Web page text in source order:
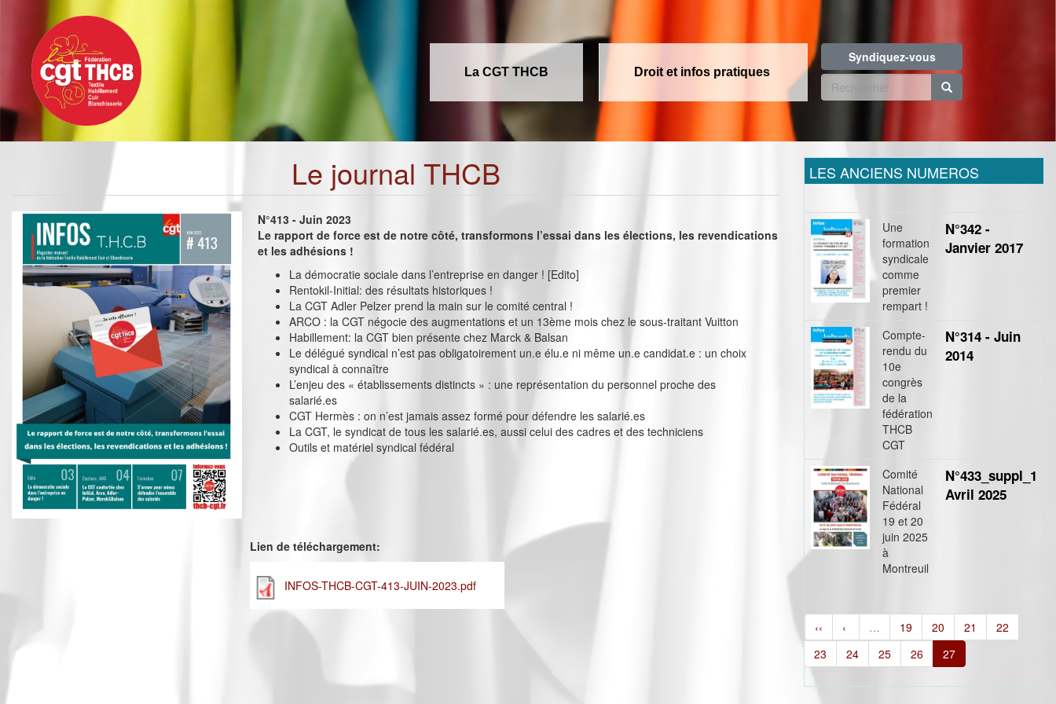
contenu
principal
La CGT THCB Droit et infos pratiques
Syndiquez-vous
Formulaire
recherche
Le journal THCB
N°413 - Juin 2023
Le rapport de force est de notre côté, transformons l’essai dans les élections, les revendications
et les adhésions !
La démocratie sociale dans l’entreprise en danger ! [Edito]
Rentokil-Initial: des résultats historiques !
La CGT Adler Pelzer prend la main sur le comité central !
ARCO : la CGT négocie des augmentations et un 13ème mois chez le sous-traitant Vuitton
Habillement: la CGT bien présente chez Marck & Balsan
Le délégué syndical n’est pas obligatoirement un.e élu.e ni même un.e candidat.e : un choix
syndical à connaître
L’enjeu des « établissements distincts » : une représentation du personnel proche des
salarié.es
CGT Hermès : on n’est jamais assez formé pour défendre les salarié.es
La CGT, le syndicat de tous les salarié.es, aussi celui des cadres et des techniciens
Outils et matériel syndical fédéral
Lien de téléchargement:
INFOS-THCB-CGT-413-JUIN-2023.pdf
LES ANCIENS NUMEROS
Une
formation
syndicale
comme
premier
rempart !
N°342 -
Janvier 2017
Compte-
rendu du
10e
congrès
de la
fédération
THCB
CGT
N°314 - Juin
2014
Comité
National
Fédéral
19 et 20
juin 2025
à
Montreuil
N°433_suppl_1
Avril 2025
‹‹ ‹ … 19 20 21
22
23
24 25 26 27